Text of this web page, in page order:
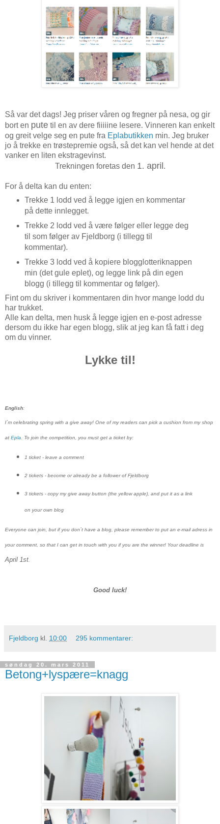
Så var det dags! Jeg priser våren og fregner på nesa, og gir
bort en pute til en av dere fiiiiine lesere. Vinneren kan enkelt
og greit velge seg en pute fra Eplabutikken min. Jeg bruker
jo å trekke en trøstepremie også, så det kan vel hende at det
vanker en liten ekstragevinst.
Trekningen foretas den 1. april.
For å delta kan du enten:
Trekke 1 lodd ved å legge igjen en kommentar
på dette innlegget.
Trekke 2 lodd ved å være følger eller legge deg
til som følger av Fjeldborg (i tillegg til
kommentar).
Trekke 3 lodd ved å kopiere blogglotteriknappen
min (det gule eplet), og legge link på din egen
blogg (i tillegg til kommentar og følger).
Fint om du skriver i kommentaren din hvor mange lodd du
har trukket.
Alle kan delta, men husk å legge igjen en e-post adresse
dersom du ikke har egen blogg, slik at jeg kan få fatt i deg
om du vinner.
Lykke til!
English:
I´m celebrating spring with a give away! One of my readers can pick a cushion from my shop
at Epla . To join the competition, you must get a ticket by:
1 ticket - leave a comment
2 tickets - become or already be a follower of Fjeldborg
3 tickets - copy my give away button (the yellow apple), and put it as a link
on your own blog
Everyone can join, but if you don´t have a blog, please remember to put an e-mail adress in
your comment, so that I can get in touch with you if you are the winner! Your deadline is
April 1st
Good luck!
Fjeldborg kl. 10:00 295 kommentarer:
søndag 20. mars 2011
Betong+lyspære=knagg